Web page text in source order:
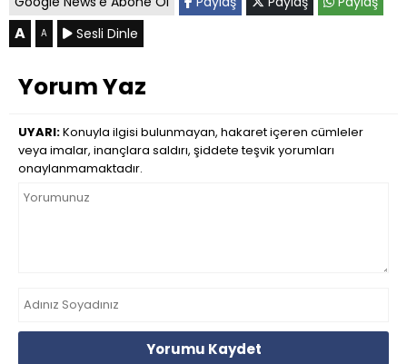
A A Sesli Dinle
Yorum Yaz
UYARI:Konuyla ilgisi bulunmayan, hakaret içeren cümleler
veya imalar, inançlara saldırı, şiddete teşvik yorumları
onaylanmamaktadır.
Yorumu Kaydet